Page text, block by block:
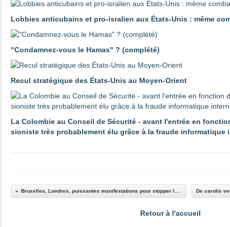
Lobbies anticubains et pro-isralien aux États-Unis : même
"Condamnez-vous le Hamas" ? (complété)
Recul stratégique des États-Unis au Moyen-Orient
La Colombie au Conseil de Sécurité - avant l'entrée en
sioniste très probablement élu grâce à la fraude informatique
Retour à l'accueil